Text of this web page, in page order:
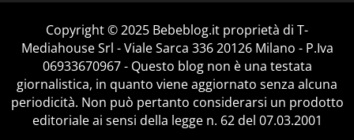
Copyright © 2025 Bebeblog.it proprietà di T-
Mediahouse Srl - Viale Sarca 336 20126 Milano - P.Iva
06933670967 - Questo blog non è una testata
giornalistica, in quanto viene aggiornato senza alcuna
periodicità. Non può pertanto considerarsi un prodotto
editoriale ai sensi della legge n. 62 del 07.03.2001